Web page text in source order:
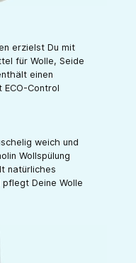
erzielst Du mit
für Wolle, Seide
einen
Control
weich und
Wollspülung
natürliches
Deine Wolle